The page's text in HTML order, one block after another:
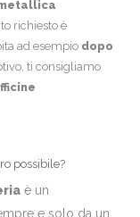
richiesto è
ad esempio dopo
ti consigliamo
possibile?
è un
e solo da un